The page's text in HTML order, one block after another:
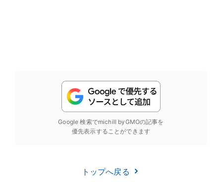
Google 検索でmichill byGMOの記事を
優先表示することができます
トップへ戻る